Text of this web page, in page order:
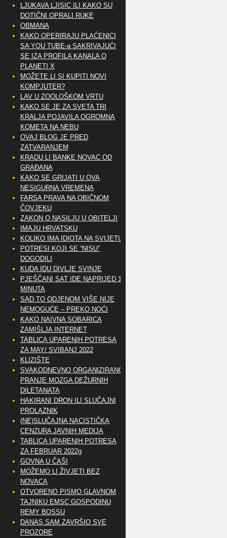
LJUKAVA LJISIC ILI KAKO SU
DOTIČNI OPRALI RUKE
OBMANA
KAKO OPERIRAJU PLAĆENICI
SA YOU TUBE-a SAKRIVAJUĆI
SE IZA PROFILA KANALA O
PLANETI X
MOŽETE LI SI KUPITI NOVI
KOMPJUTER?
LAV U ZOOLOŠKOM VRTU
KAKO SE JE ZA SVETA TRI
KRALJA POJAVILA OGROMNA
KOMETA NA NEBU
OVAJ BLOG JE PRED
ZATVARANJEM
KRADU LI BANKE NOVAC OD
GRAĐANA
KAKO SE GRIJATI U OVA
NESIGURNA VREMENA
FARSA PRAVA NA OBIČNOM
ČOVJEKU
ZAKON O NASILJU U OBITELJI
IMAJU HRVATSKU
KOLIKO IMA IDIOTA NA SVIJETU?
POTRESI KOJI SE “NISU”
DOGODILI
KUDA IDU DIVLJE SVINJE
PJEŠČANI SAT IDE NAPRIJED 10
MINUTA
SAD TO ODJENOM VIŠE NIJE
NEMOGUĆE – PREKO NOĆI
KAKO NAIVNA SOBARICA
ZAMIŠLJA INTERNET
TABLICA UPARENIH POTRESA
ZA MAY/ SVIBANJ 2022
KLIZIŠTE
SVAKODNEVNO ORGANIZIRANO
PRANJE MOZGA DEŽURNIH
DILETANATA
HAKIRANI DRON ILI SLUČAJNI
PROLAZNIK
(NE)SLUČAJNA NACISTIČKA
CENZURA JAVNIH MEDIJA
TABLICA UPARENIH POTRESA
ZA FEBRUAR 2022g
GOVNA U ČAŠI
MOŽEMO LI ŽIVJETI BEZ
NOVACA
OTVORENO PISMO GLAVNOM
TAJNIKU EMSC GOSPODINU
REMY BOSSU
DANAS SAM ZAVRŠIO SVE
PROZORE